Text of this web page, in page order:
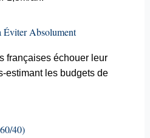
Éviter Absolument
françaises échouer leur
estimant les budgets de
40)